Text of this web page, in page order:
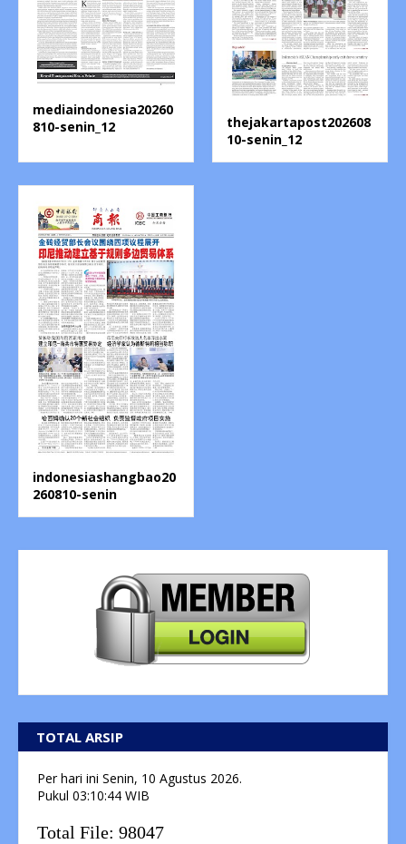
mediaindonesia20260
810-senin_12
thejakartapost202608
10-senin_12
indonesiashangbao20
260810-senin
TOTAL ARSIP
Per hari ini Senin, 10 Agustus 2026.
Pukul 03:10:44 WIB
Total File: 98047